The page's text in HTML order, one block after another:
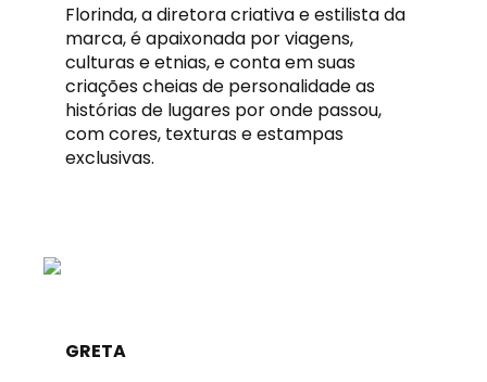
Florinda, a diretora criativa e estilista da
marca, é apaixonada por viagens,
culturas e etnias, e conta em suas
criações cheias de personalidade as
histórias de lugares por onde passou,
com cores, texturas e estampas
exclusivas.
GRETA